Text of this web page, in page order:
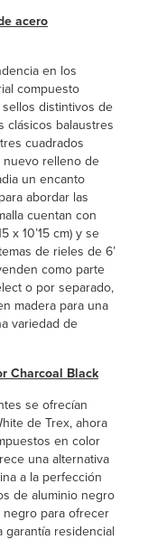
acero
en los
compuesto
distintivos de
clásicos balaustres
cuadrados
nuevo relleno de
un encanto
abordar las
cuentan con
x 10’15 cm) y se
de rieles de 6’
como parte
o por separado,
madera para una
variedad de
Charcoal Black
se ofrecían
de Trex, ahora
en color
una alternativa
a la perfección
de aluminio negro
para ofrecer
residencial